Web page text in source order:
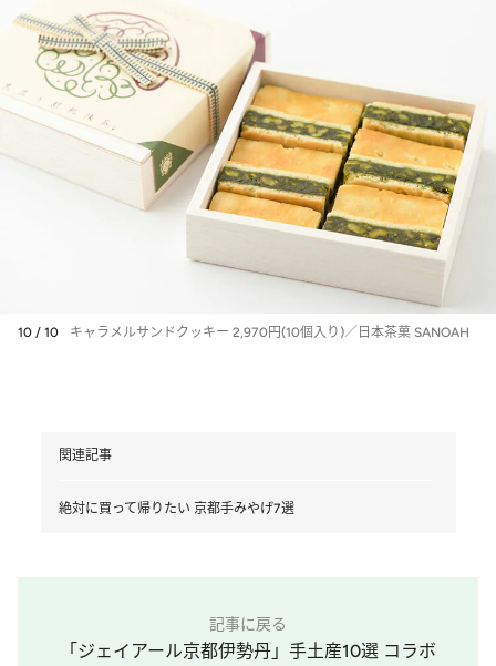
10 / 10 キャラメルサンドクッキー 2,970円(10個入り)／日本茶菓 SANOAH
関連記事
絶対に買って帰りたい 京都手みやげ7選
記事に戻る
「ジェイアール京都伊勢丹」手土産10選 コラボ